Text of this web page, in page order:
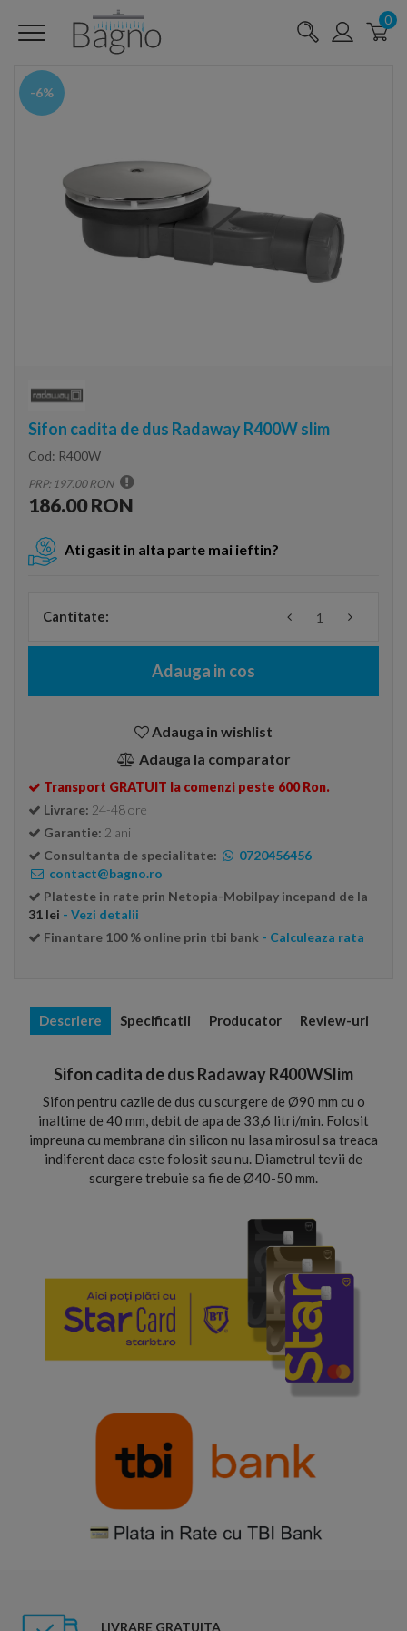
0
-6%
Sifon cadita de dus Radaway R400W slim
Cod: R400W
PRP: 197.00 RON
186.00 RON
Ati gasit in alta parte mai ieftin?
Cantitate:
Adauga in cos
Adauga in wishlist
Adauga la comparator
Transport GRATUIT la comenzi peste 600 Ron.
Livrare: 24-48 ore
Garantie: 2 ani
Consultanta de specialitate:
0720456456
contact@bagno.ro
Plateste in rate prin Netopia-Mobilpay incepand de la
31 lei - Vezi detalii
Finantare 100 % online prin tbi bank - Calculeaza rata
Descriere Specificatii Producator Review-uri
Sifon cadita de dus Radaway R400WSlim
Sifon pentru cazile de dus cu scurgere de Ø90 mm cu o
inaltime de 40 mm, debit de apa de 33,6 litri/min. Folosit
impreuna cu membrana din silicon nu lasa mirosul sa treaca
indiferent daca este folosit sau nu. Diametrul tevii de
scurgere trebuie sa fie de Ø40-50 mm.
LIVRARE GRATUITA